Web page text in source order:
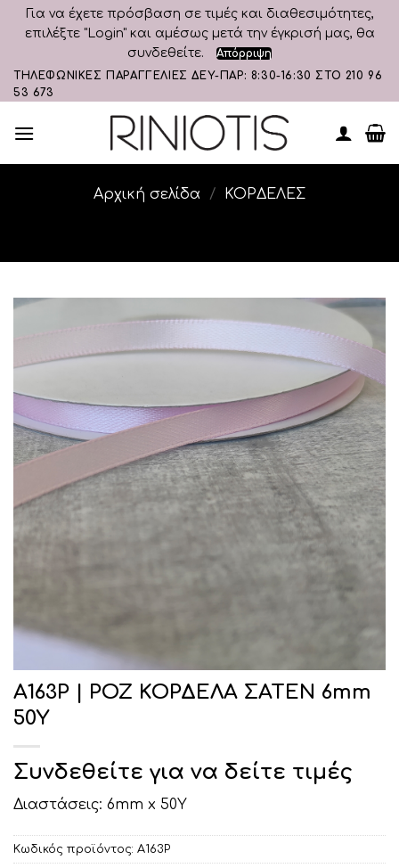
Για να έχετε πρόσβαση σε τιμές και διαθεσιμότητες,
επιλέξτε "Login" και αμέσως μετά την έγκρισή μας, θα
συνδεθείτε.
Απόρριψη
Skip
to
ΤΗΛΕΦΩΝΙΚΕΣ ΠΑΡΑΓΓΕΛΙΕΣ ΔΕΥ-ΠΑΡ: 8:30-16:30 ΣΤΟ 210 96
53 673
Αρχική σελίδα / ΚΟΡΔΕΛΕΣ
Α163Ρ | ΡΟΖ ΚΟΡΔΕΛΑ ΣΑΤΕΝ 6mm
50Υ
Συνδεθείτε για να δείτε τιμές
Διαστάσεις: 6mm x 50Υ
Κωδικός προϊόντος: Α163Ρ